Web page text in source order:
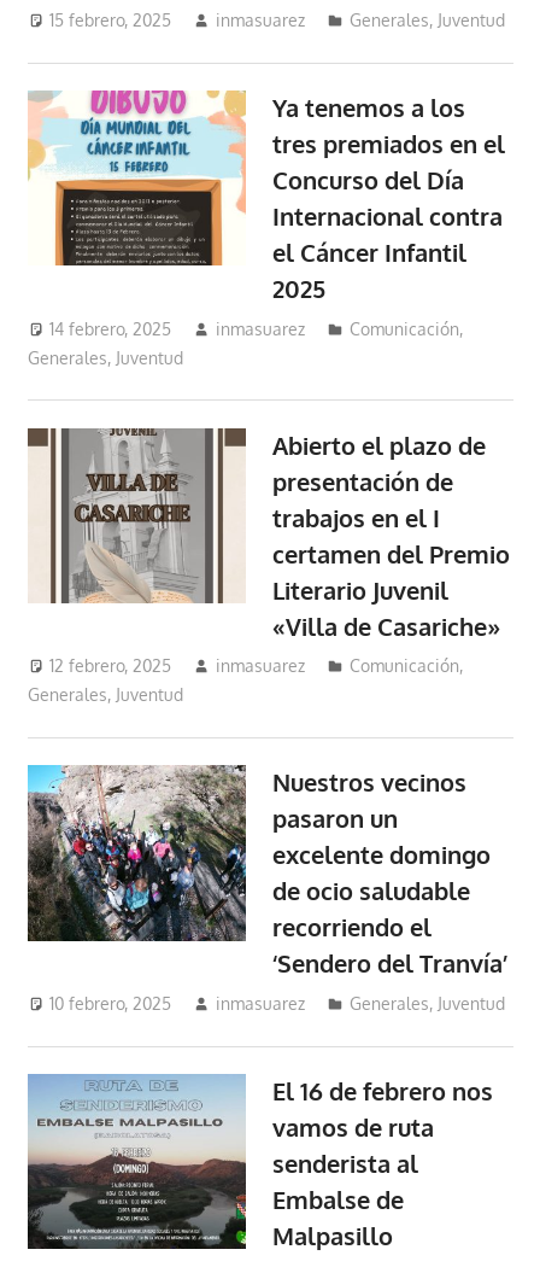
15 febrero, 2025 inmasuarez Generales, Juventud
Ya tenemos a los
tres premiados en el
Concurso del Día
Internacional contra
el Cáncer Infantil
2025
14 febrero, 2025 inmasuarez Comunicación,
Generales, Juventud
Abierto el plazo de
presentación de
trabajos en el I
certamen del Premio
Literario Juvenil
«Villa de Casariche»
12 febrero, 2025 inmasuarez Comunicación,
Generales, Juventud
Nuestros vecinos
pasaron un
excelente domingo
de ocio saludable
recorriendo el
‘Sendero del Tranvía’
10 febrero, 2025 inmasuarez Generales, Juventud
El 16 de febrero nos
vamos de ruta
senderista al
Embalse de
Malpasillo